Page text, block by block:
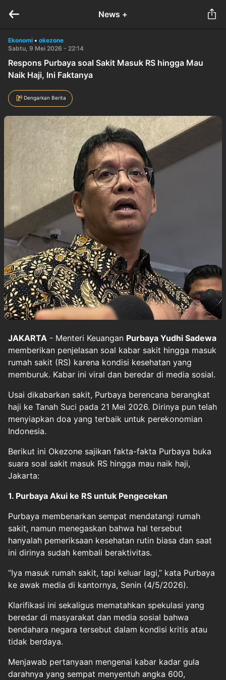
News +
Ekonomi • okezone
Sabtu, 9 Mei 2026 - 22:14
Respons Purbaya soal Sakit Masuk RS hingga Mau
Naik Haji, Ini Faktanya
Dengarkan Berita
JAKARTA - Menteri Keuangan Purbaya Yudhi Sadewa
memberikan penjelasan soal kabar sakit hingga masuk
rumah sakit (RS) karena kondisi kesehatan yang
memburuk. Kabar ini viral dan beredar di media sosial.
Usai dikabarkan sakit, Purbaya berencana berangkat
haji ke Tanah Suci pada 21 Mei 2026. Dirinya pun telah
menyiapkan doa yang terbaik untuk perekonomian
Indonesia.
Berikut ini Okezone sajikan fakta-fakta Purbaya buka
suara soal sakit masuk RS hingga mau naik haji,
Jakarta:
1. Purbaya Akui ke RS untuk Pengecekan
Purbaya membenarkan sempat mendatangi rumah
sakit, namun menegaskan bahwa hal tersebut
hanyalah pemeriksaan kesehatan rutin biasa dan saat
ini dirinya sudah kembali beraktivitas.
“Iya masuk rumah sakit, tapi keluar lagi,” kata Purbaya
ke awak media di kantornya, Senin (4/5/2026).
Klarifikasi ini sekaligus mematahkan spekulasi yang
beredar di masyarakat dan media sosial bahwa
bendahara negara tersebut dalam kondisi kritis atau
tidak berdaya.
Menjawab pertanyaan mengenai kabar kadar gula
darahnya yang sempat menyentuh angka 600,